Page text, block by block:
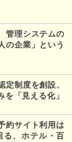
管理システムの
の企業」という
定制度を創設、
「見える化」
約サイト利用は
る、ホテル・百